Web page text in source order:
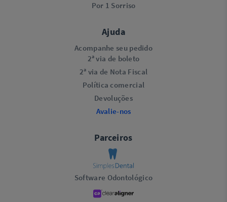
Por 1 Sorriso
Ajuda
Acompanhe seu pedido
2ª via de boleto
2ª via de Nota Fiscal
Política comercial
Devoluções
Avalie-nos
Parceiros
Software Odontológico